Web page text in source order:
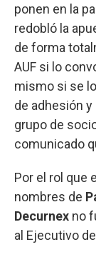
ponen en la
redobló la
de forma
AUF si lo
mismo si se
de adhesión
grupo de
comunicado
Por el rol que
nombres de
Decurnex no
al Ejecutivo de